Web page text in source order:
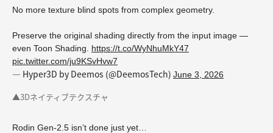
No more texture blind spots from complex geometry.
Preserve the original shading directly from the input image —
even Toon Shading. https://t.co/WyNhuMkY47
pic.twitter.com/ju9KSvHvw7
— Hyper3D by Deemos (@DeemosTech) June 3, 2026
▲3Dネイティブテクスチャ
Rodin Gen-2.5 isn’t done just yet…